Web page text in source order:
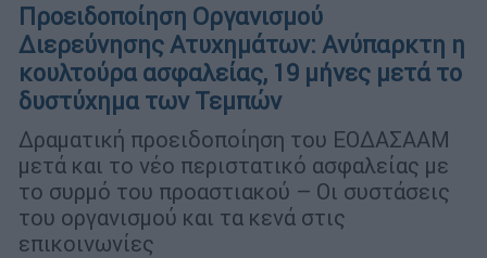
Προειδοποίηση Οργανισμού
Διερεύνησης Ατυχημάτων: Ανύπαρκτη η
κουλτούρα ασφαλείας, 19 μήνες μετά το
δυστύχημα των Τεμπών
Δραματική προειδοποίηση του ΕΟΔΑΣΑΑΜ
μετά και το νέο περιστατικό ασφαλείας με
το συρμό του προαστιακού – Οι συστάσεις
του οργανισμού και τα κενά στις
επικοινωνίες